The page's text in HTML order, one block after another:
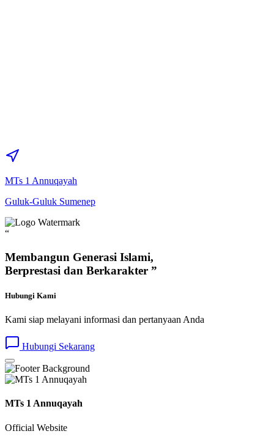
MTs 1 Annuqayah
Guluk-Guluk Sumenep
“
Membangun Generasi Islami,
Berprestasi dan Berkarakter ”
Hubungi Kami
Kami siap melayani informasi dan pertanyaan Anda
Hubungi Sekarang
MTs 1 Annuqayah
Official Website